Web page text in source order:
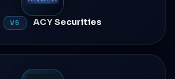
VS ACY Securities